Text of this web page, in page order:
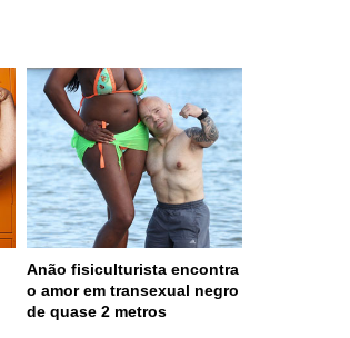
Anão fisiculturista encontra
o amor em transexual negro
de quase 2 metros